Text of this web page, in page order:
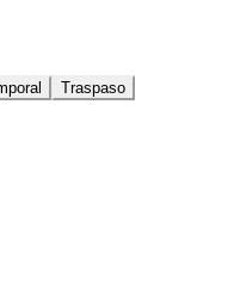
Traspaso